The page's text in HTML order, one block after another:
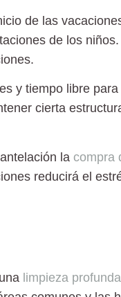
de las
de los
y tiempo libre
cierta
la compra
reducirá el
limpieza